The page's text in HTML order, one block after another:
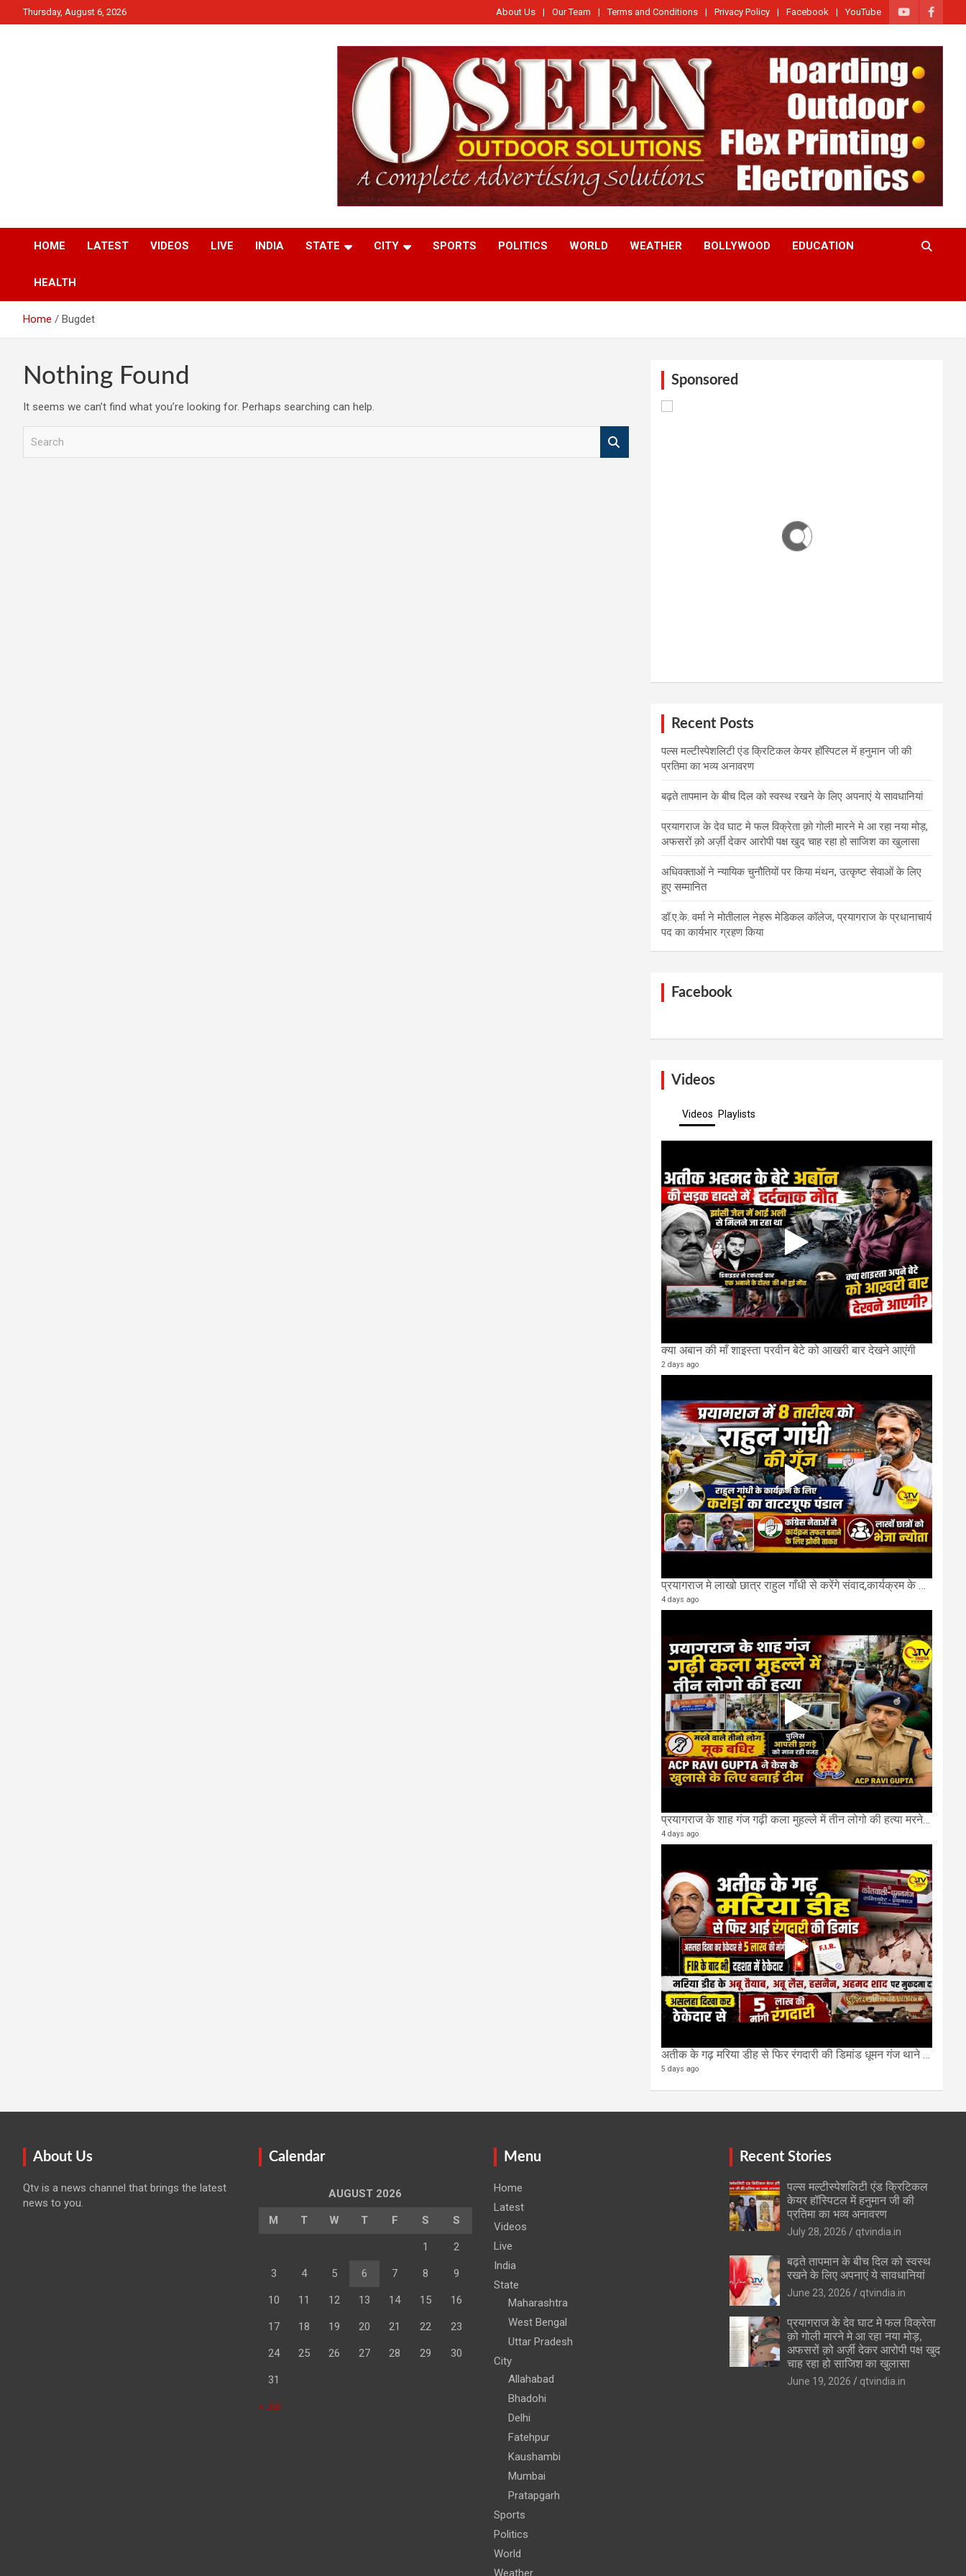
to
Thursday, August 6, 2026 About Us Our Team Terms and Conditions Privacy Policy Facebook YouTube
HOME LATEST VIDEOS LIVE INDIA STATE CITY SPORTS POLITICS WORLD WEATHER BOLLYWOOD EDUCATION
HEALTH
Home Bugdet
Nothing Found
It seems we can’t find what you’re looking for. Perhaps searching can help.
Sponsored
Recent Posts
पल्स मल्टीस्पेशलिटी एंड क्रिटिकल केयर हॉस्पिटल में हनुमान जी की
प्रतिमा का भव्य अनावरण
बढ़ते तापमान के बीच दिल को स्वस्थ रखने के लिए अपनाएं ये सावधानियां
प्रयागराज के देव घाट मे फल विक्रेता क़ो गोली मारने मे आ रहा नया मोड़,
अफसरों क़ो अर्ज़ी देकर आरोपी पक्ष खुद चाह रहा हो साजिश का खुलासा
अधिवक्ताओं ने न्यायिक चुनौतियों पर किया मंथन, उत्कृष्ट सेवाओं के लिए
हुए सम्मानित
डॉ.ए.के. वर्मा ने मोतीलाल नेहरू मेडिकल कॉलेज, प्रयागराज के प्रधानाचार्य
पद का कार्यभार ग्रहण किया
Facebook
Videos
Videos Playlists
क्या अबान की माँ शाइस्ता परवीन बेटे को आखरी बार देखने आएंगी
2 days ago
प्रयागराज मे लाखो छात्र राहुल गाँधी से करेंगे संवाद,कार्यक्रम के लिए बन रहा करोड़ो का पंडाल
4 days ago
प्रयागराज के शाह गंज गढ़ी कला मुहल्ले में तीन लोगो की हत्या मरने वाले तीनो लोग मूक बधिर.
4 days ago
अतीक के गढ़ मरिया डीह से फिर रंगदारी की डिमांड धूमन गंज थाने मे 4 के खिलाफ मुकदमा दर्ज
5 days ago
About Us
Qtv is a news channel that brings the latest
news to you.
Calendar
AUGUST 2026
M T W T F S S
1 2
3 4 5 6 7 8 9
10 11 12 13 14 15 16
17 18 19 20 21 22 23
24 25 26 27 28 29 30
31
« Jul
Menu
Home
Latest
Videos
Live
India
State
Maharashtra
West Bengal
Uttar Pradesh
City
Allahabad
Bhadohi
Delhi
Fatehpur
Kaushambi
Mumbai
Pratapgarh
Sports
Politics
World
Weather
Recent Stories
पल्स मल्टीस्पेशलिटी एंड क्रिटिकल
केयर हॉस्पिटल में हनुमान जी की
प्रतिमा का भव्य अनावरण
July 28, 2026
qtvindia.in
बढ़ते तापमान के बीच दिल को स्वस्थ
रखने के लिए अपनाएं ये सावधानियां
June 23, 2026
qtvindia.in
प्रयागराज के देव घाट मे फल विक्रेता
क़ो गोली मारने मे आ रहा नया मोड़,
अफसरों क़ो अर्ज़ी देकर आरोपी पक्ष खुद
चाह रहा हो साजिश का खुलासा
June 19, 2026
qtvindia.in